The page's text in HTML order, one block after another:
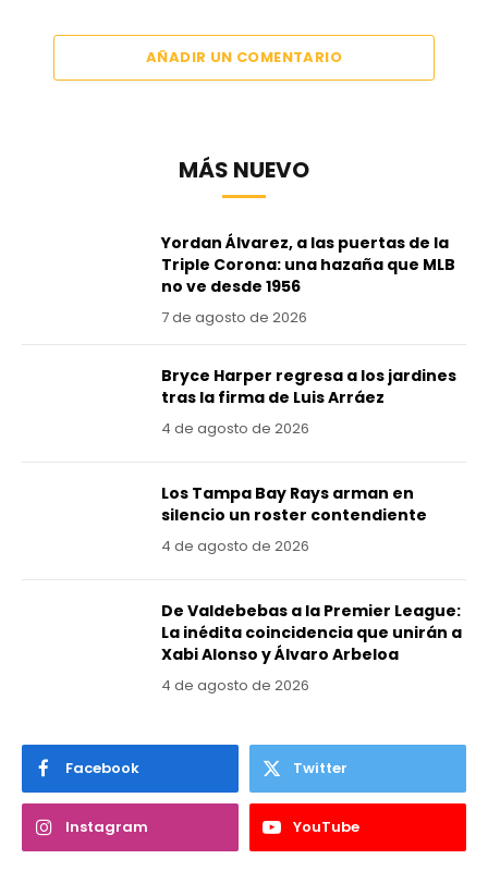
AÑADIR UN COMENTARIO
MÁS NUEVO
Yordan Álvarez, a las puertas de la
Triple Corona: una hazaña que MLB
no ve desde 1956
7 de agosto de 2026
Bryce Harper regresa a los jardines
tras la firma de Luis Arráez
4 de agosto de 2026
Los Tampa Bay Rays arman en
silencio un roster contendiente
4 de agosto de 2026
De Valdebebas a la Premier League:
La inédita coincidencia que unirán a
Xabi Alonso y Álvaro Arbeloa
4 de agosto de 2026
Facebook Twitter
Instagram YouTube